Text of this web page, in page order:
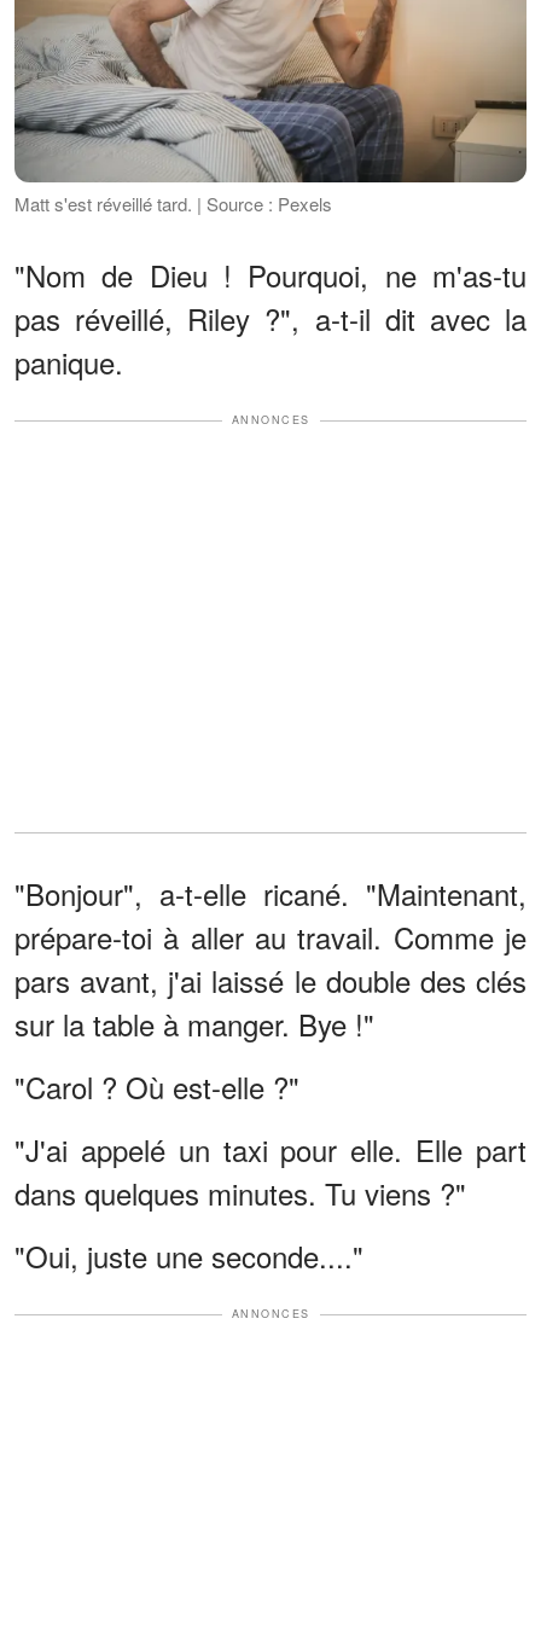
Matt s'est réveillé tard. | Source : Pexels
"Nom de Dieu ! Pourquoi, ne m'as-tu
pas réveillé, Riley ?", a-t-il dit avec la
panique.
ANNONCES
"Bonjour", a-t-elle ricané. "Maintenant,
prépare-toi à aller au travail. Comme je
pars avant, j'ai laissé le double des clés
sur la table à manger. Bye !"
"Carol ? Où est-elle ?"
"J'ai appelé un taxi pour elle. Elle part
dans quelques minutes. Tu viens ?"
"Oui, juste une seconde...."
ANNONCES